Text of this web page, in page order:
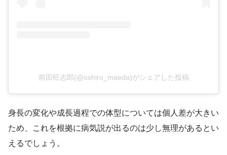
前田旺志郎(@oshiro_maeda)がシェアした投稿
身長の変化や成長過程での体型については個人差が大きい
ため、これを根拠に病気説が出るのは少し無理があるとい
えるでしょう。